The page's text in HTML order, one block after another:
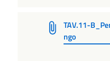
TAV.11-
ngo